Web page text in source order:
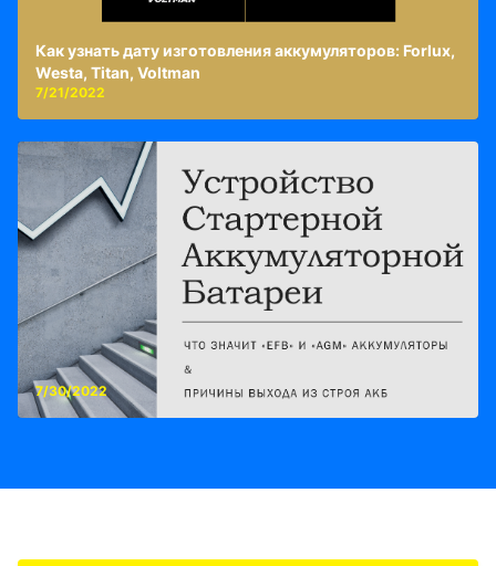
Как узнать дату изготовления аккумуляторов: Forlux,
Westa, Titan, Voltman
7/21/2022
7/30/2022